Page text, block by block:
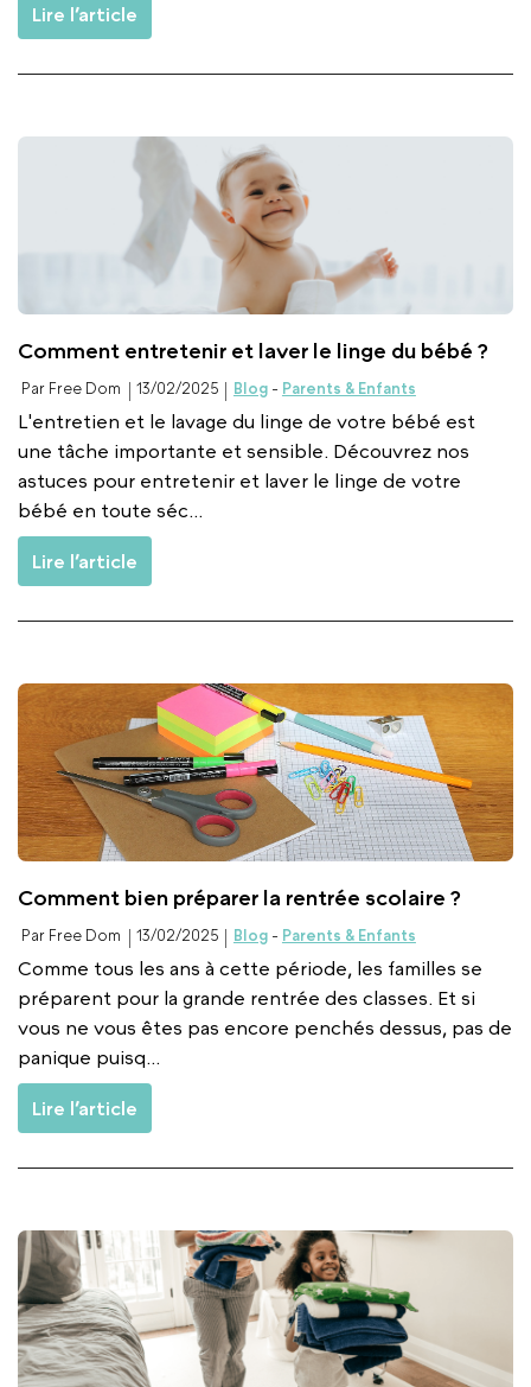
Lire l’article
Comment entretenir et laver le linge du bébé ?
Par Free Dom 13/02/2025 Blog- Parents & Enfants
L'entretien et le lavage du linge de votre bébé est
une tâche importante et sensible. Découvrez nos
astuces pour entretenir et laver le linge de votre
bébé en toute séc...
Lire l’article
Comment bien préparer la rentrée scolaire ?
Par Free Dom 13/02/2025 Blog- Parents & Enfants
Comme tous les ans à cette période, les familles se
préparent pour la grande rentrée des classes. Et si
vous ne vous êtes pas encore penchés dessus, pas de
panique puisq...
Lire l’article